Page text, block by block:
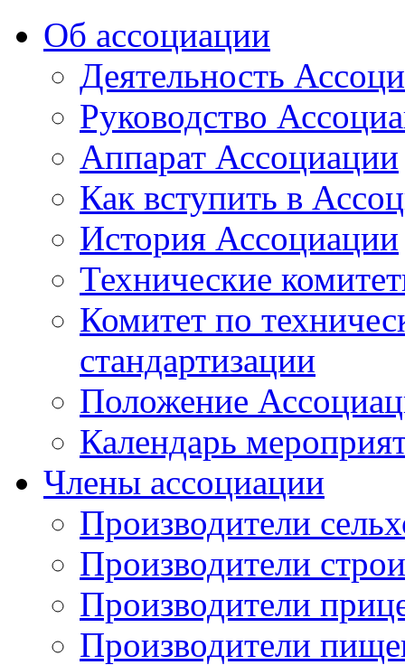
Об ассоциации
Деятельность
Руководство
Аппарат Ассоциации
Как вступить в
История Ассоциации
Технические
Комитет по
стандартизации
Положение
Календарь
Члены ассоциации
Производители
Производители
Производители
Производители